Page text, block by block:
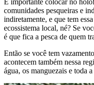
É importante colocar no
comunidades pesqueiras e
indiretamente, e que tem
ecossistema local, né? Se
é que fica a pesca de quem
Então se você tem
acontecem também nessa
água, os manguezais e toda